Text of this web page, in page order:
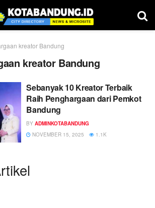
kreator Bandung
kreator Bandung
Sebanyak 10 Kreator Terbaik
Raih Penghargaan dari Pemkot
Bandung
BY ADMINKOTABANDUNG
NOVEMBER 15, 2025
1.1K